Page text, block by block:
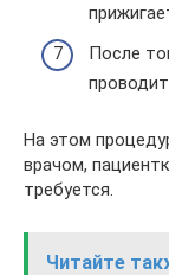
После
На этом
врачом,
требуется.
Читайте